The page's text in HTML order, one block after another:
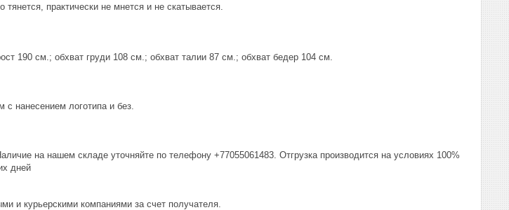
практически не мнется и не скатывается.
190 см.; обхват груди 108 см.; обхват талии 87 см.; обхват бедер 104 см.
нанесением логотипа и без.
на нашем складе уточняйте по телефону +77055061483. Отгрузка производится на условиях 100%
дней
и курьерскими компаниями за счет получателя.